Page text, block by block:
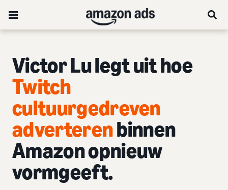
Victor Lu legt uit hoe
Twitch
cultuurgedreven
adverterenbinnen
Amazon opnieuw
vormgeeft.